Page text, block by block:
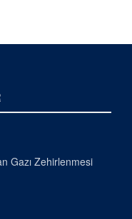
Gazı Zehirlenmesi